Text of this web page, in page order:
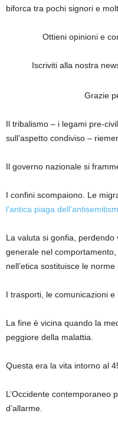
biforca tra pochi signori e
Ottieni opinioni e
Iscriviti alla nostra
Grazie
Il tribalismo – i legami pre-
sull’aspetto condiviso –
Il governo nazionale si
I confini scompaiono. Le
l’antica piaga
La valuta si gonfia,
generale nel
nell’etica sostituisce le norme
I trasporti, le comunicazioni
La fine è vicina quando la
peggiore della malattia.
Questa era la vita intorno al
L’Occidente contemporaneo
d’allarme.